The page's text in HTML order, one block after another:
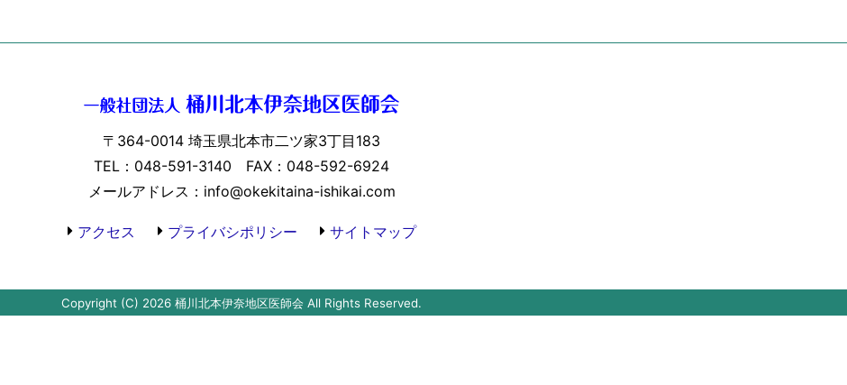
〒364-0014 埼玉県北本市二ツ家3丁目183
TEL：048-591-3140 FAX：048-592-6924
メールアドレス：info@okekitaina-ishikai.com
アクセス プライバシポリシー サイトマップ
Copyright (C) 2026 桶川北本伊奈地区医師会 All Rights Reserved.